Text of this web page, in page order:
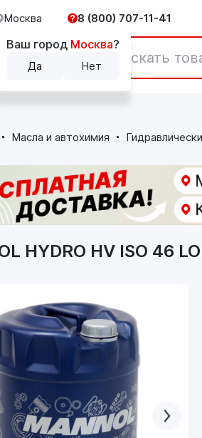
Москва
Ваш город Москва?
Да Нет
8 (800) 707-11-41
Каталог
Масла и автохимия
HYDRO HV ISO 46